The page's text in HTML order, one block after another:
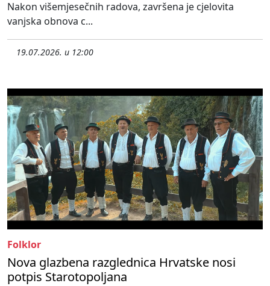
Nakon višemjesečnih radova, završena je cjelovita
vanjska obnova c...
19.07.2026. u 12:00
Folklor
Nova glazbena razglednica Hrvatske nosi
potpis Starotopoljana